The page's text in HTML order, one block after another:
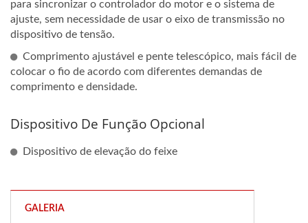
para sincronizar o controlador do motor e o sistema de
ajuste, sem necessidade de usar o eixo de transmissão no
dispositivo de tensão.
Comprimento ajustável e pente telescópico, mais fácil de
colocar o fio de acordo com diferentes demandas de
comprimento e densidade.
Dispositivo De Função Opcional
Dispositivo de elevação do feixe
GALERIA